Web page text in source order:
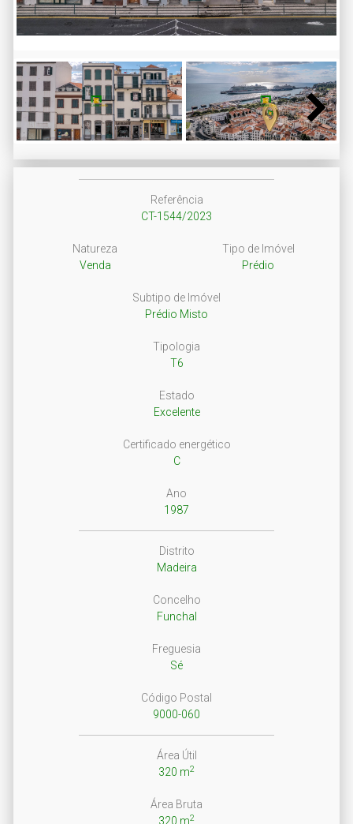
Next
Referência
CT-1544/2023
Natureza
Venda
Tipo de Imóvel
Prédio
Subtipo de Imóvel
Prédio Misto
Tipologia
T6
Estado
Excelente
Certificado energético
C
Ano
1987
Distrito
Madeira
Concelho
Funchal
Freguesia
Sé
Código Postal
9000-060
Área Útil
320 m2
Área Bruta
320 m2